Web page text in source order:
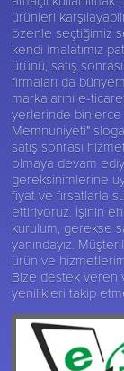
ürünleri
özenle seçtiğimiz
kendi imalatımız
ürünü, satış
firmaları da
markalarını e-
yerlerinde binlerce
Memnuniyeti"
satış sonrası
olmaya devam
gereksinimlerine
fiyat ve fırsatlarla
ettiriyoruz. İşinin
kurulum, gerekse
yanındayız.
ürün ve
Bize destek veren
yenilikleri takip